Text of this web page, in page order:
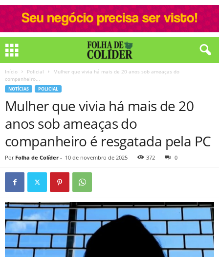
Início Policial
Mulher que vivia há mais de 20 anos sob ameaças do
companheiro...
NOTÍCIAS POLICIAL
Mulher que vivia há mais de 20
anos sob ameaças do
companheiro é resgatada pela PC
Por Folha de Colíder - 10 de novembro de 2025 372 0